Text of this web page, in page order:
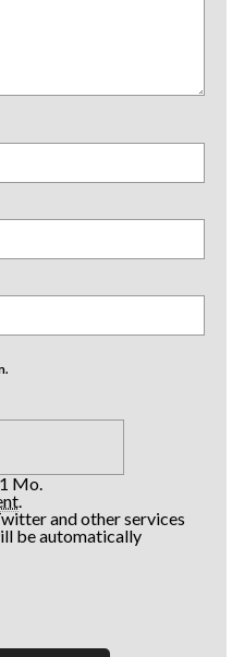
Mo.
and other services
be automatically